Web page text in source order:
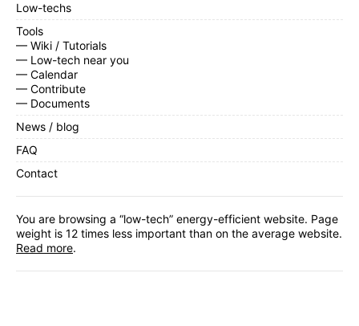
Low-techs
Tools
— Wiki / Tutorials
— Low-tech near you
— Calendar
— Contribute
— Documents
News / blog
FAQ
Contact
You are browsing a “low-tech” energy-efficient website. Page
weight is 12 times less important than on the average website.
Read more.